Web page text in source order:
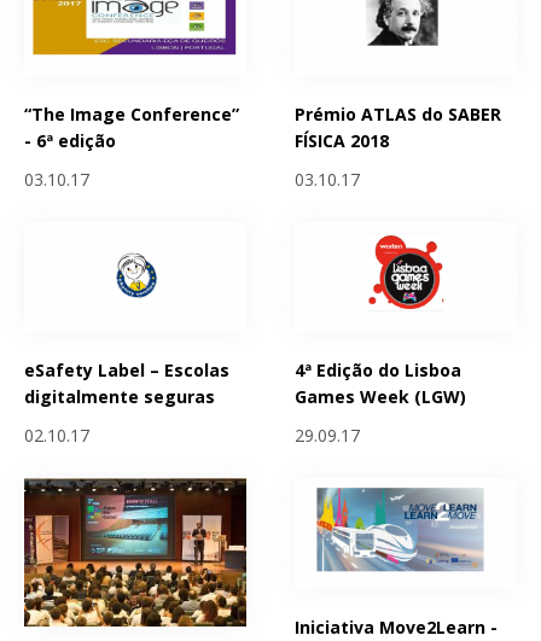
“The Image Conference”
- 6ª edição
03.10.17
Prémio ATLAS do SABER
FÍSICA 2018
03.10.17
eSafety Label – Escolas
digitalmente seguras
02.10.17
4ª Edição do Lisboa
Games Week (LGW)
29.09.17
Iniciativa Move2Learn -